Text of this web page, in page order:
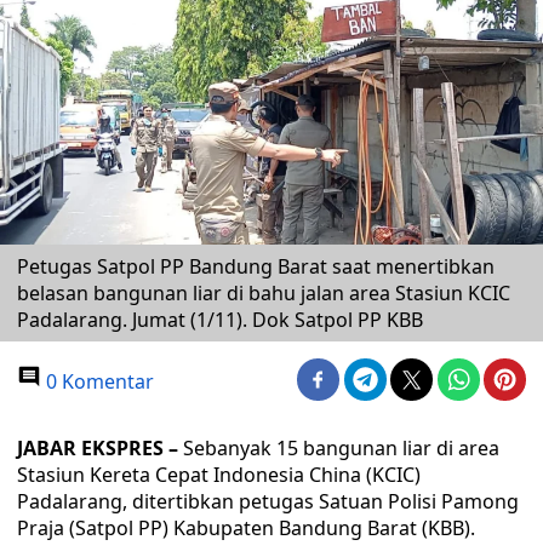
Petugas Satpol PP Bandung Barat saat menertibkan
belasan bangunan liar di bahu jalan area Stasiun KCIC
Padalarang. Jumat (1/11). Dok Satpol PP KBB
0 Komentar
JABAR EKSPRES –Sebanyak 15 bangunan liar di area
Stasiun Kereta Cepat Indonesia China (KCIC)
Padalarang, ditertibkan petugas Satuan Polisi Pamong
Praja (Satpol PP) Kabupaten Bandung Barat (KBB).